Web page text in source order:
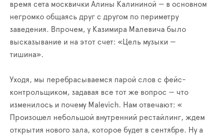
время сета москвички Алины Калининой — в основном
негромко общаясь друг с другом по периметру
заведения. Впрочем, у Казимира Малевича было
высказывание и на этот счет: «Цель музыки —
тишина».
Уходя, мы перебрасываемся парой слов с фейс-
контрольщиком, задавая все тот же вопрос — что
изменилось и почему Malevich. Нам отвечают: «
Произошел небольшой внутренний рестайлинг, ждем
открытия нового зала, которое будет в сентябре. Ну а